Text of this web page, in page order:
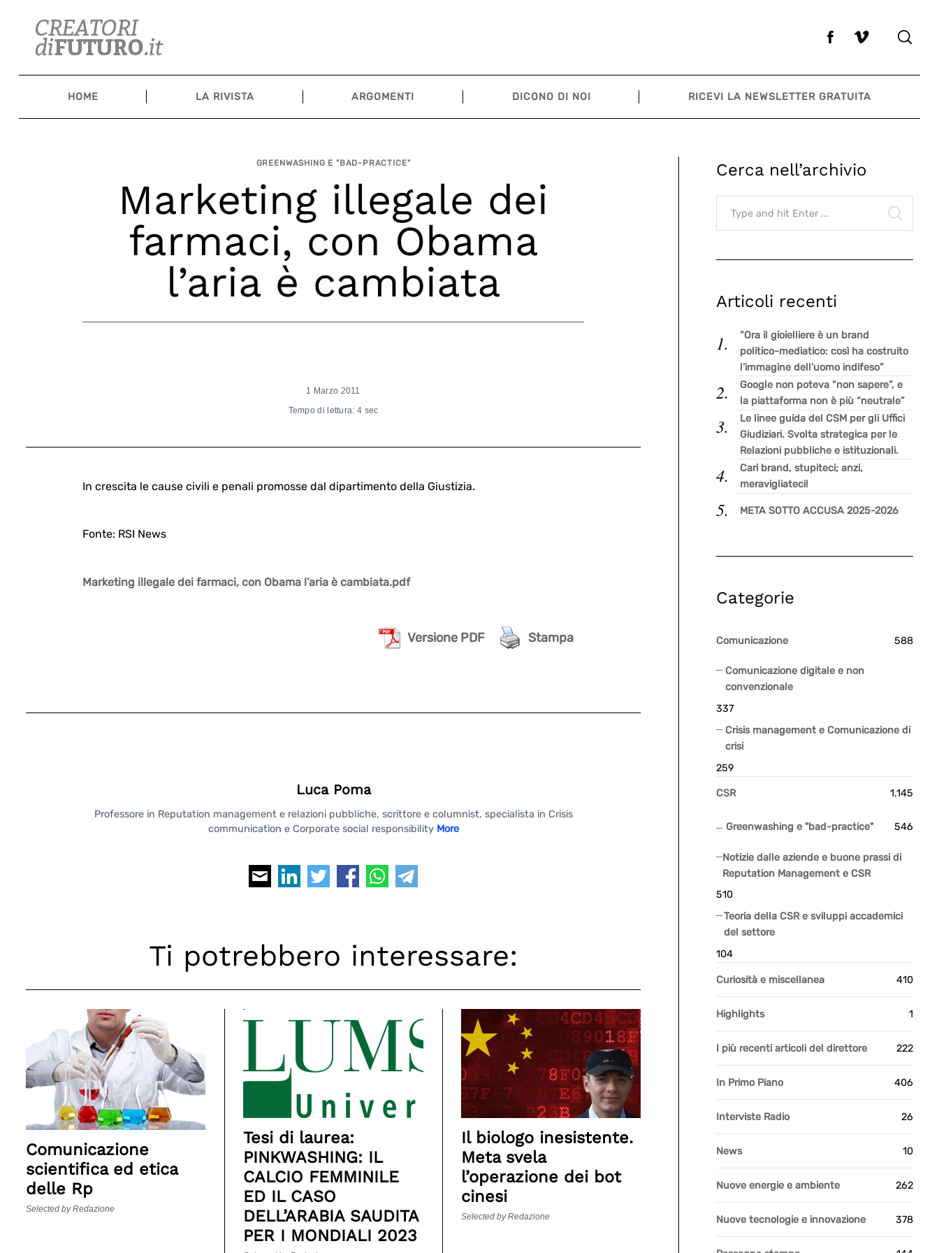
content
HOME LA RIVISTA ARGOMENTI DICONO DI NOI RICEVI LA NEWSLETTER GRATUITA
GREENWASHING E "BAD-PRACTICE"
Marketing illegale dei
farmaci, con Obama
l’aria è cambiata
1 Marzo 2011
Tempo di lettura: 4 sec
In crescita le cause civili e penali promosse dal dipartimento della Giustizia.
Fonte: RSI News
Marketing illegale dei farmaci, con Obama l’aria è cambiata.pdf
Versione PDF Stampa
Luca Poma
Professore in Reputation management e relazioni pubbliche, scrittore e columnist, specialista in Crisis
communication e Corporate social responsibility More
Ti potrebbero interessare:
Comunicazione
scientifica ed etica
delle Rp
Selected by Redazione
Tesi di laurea:
PINKWASHING: IL
CALCIO FEMMINILE
ED IL CASO
DELL’ARABIA SAUDITA
PER I MONDIALI 2023
Il biologo inesistente.
Meta svela
l’operazione dei bot
cinesi
Selected by Redazione
Cerca nell’archivio
Search
for:
Articoli recenti
“Ora il gioielliere è un brand
politico-mediatico: così ha costruito
l’immagine dell’uomo indifeso”
Google non poteva “non sapere”, e
la piattaforma non è più “neutrale”
Le linee guida del CSM per gli Uffici
Giudiziari. Svolta strategica per le
Relazioni pubbliche e istituzionali.
Cari brand, stupiteci; anzi,
meravigliateci!
META SOTTO ACCUSA 2025-2026
Categorie
Comunicazione 588
Comunicazione digitale e non
convenzionale
337
Crisis management e Comunicazione di
crisi
259
CSR 1.145
Greenwashing e "bad-practice" 546
Notizie dalle aziende e buone prassi di
Reputation Management e CSR
510
Teoria della CSR e sviluppi accademici
del settore
104
Curiosità e miscellanea 410
Highlights 1
I più recenti articoli del direttore 222
In Primo Piano 406
Interviste Radio 26
News 10
Nuove energie e ambiente 262
Nuove tecnologie e innovazione 378
Search
for: